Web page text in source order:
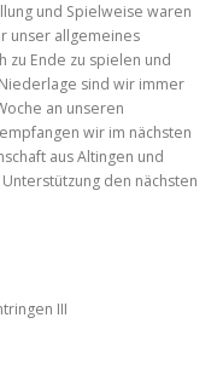
und Spielweise waren
unser allgemeines
zu Ende zu spielen und
sind wir immer
an unseren
wir im nächsten
aus Altingen und
den nächsten
III